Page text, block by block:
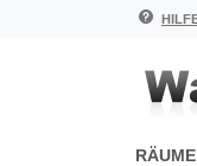
RÄUME